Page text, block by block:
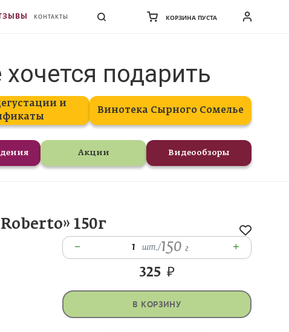
КОНТАКТЫ КОРЗИНА ПУСТА
подарить
и
Винотека Сырного Сомелье
Акции Видеообзоры
150г
– 1 шт./150 г +
325 ₽
В КОРЗИНУ